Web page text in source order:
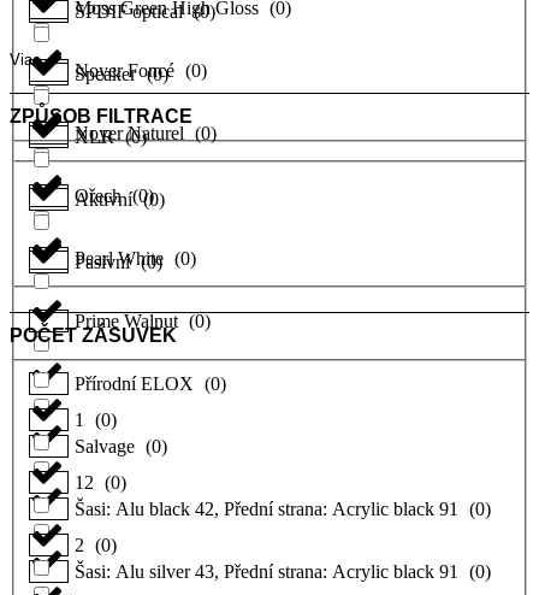
Moss Green High Gloss (0)
Noyer Foncé (0)
Noyer Naturel (0)
Ořech (0)
Pearl White (0)
Prime Walnut (0)
Přírodní ELOX (0)
Salvage (0)
Šasi: Alu black 42, Přední strana: Acrylic black 91 (0)
Šasi: Alu silver 43, Přední strana: Acrylic black 91 (0)
SPDIF optical (0)
Speaker (0)
XLR (0)
Viac
ZPŮSOB FILTRACE
Aktivní (0)
Pasivní (0)
POČET ZÁSUVEK
1 (0)
12 (0)
2 (0)